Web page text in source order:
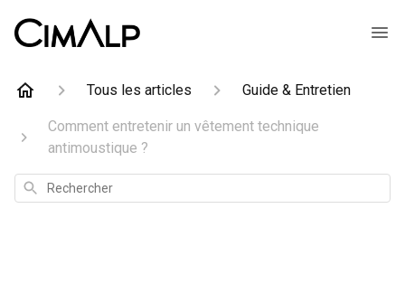
Tous les articles Guide & Entretien
Comment entretenir un vêtement technique
antimoustique ?
Rechercher